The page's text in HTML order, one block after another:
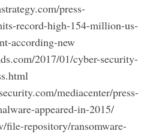
press-
record-high-154-million-us-
according-new
2017/01/cyber-security-
mediacenter/press-
appeared-in-2015/
repository/ransomware-